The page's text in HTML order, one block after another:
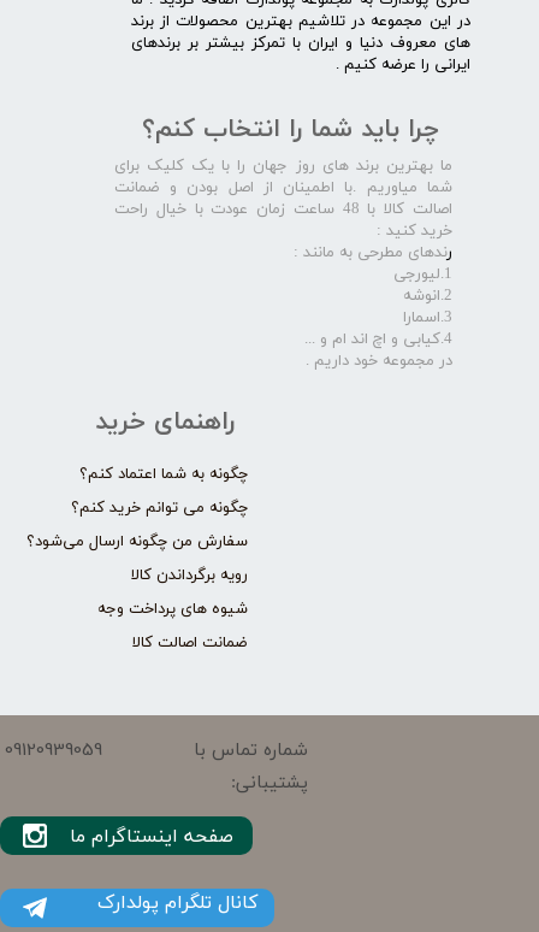
در این مجموعه در تلاشیم بهترین محصولات از برند
های معروف دنیا و ایران با تمرکز بیشتر بر برندهای
ایرانی را عرضه کنیم .​​​​​​​
راهنمای خرید
چگونه به شما اعتماد کنم؟
چگونه می توانم خرید کنم؟
سفارش من چگونه ارسال می‌شود؟
رویه برگرداندن کالا
شیوه های پرداخت وجه
ضمانت اصالت کالا
چرا باید شما را انتخاب کنم؟
ما بهترین برند های روز جهان را با یک کلیک برای
شما میاوریم .با اطمینان از اصل بودن و ضمانت
اصالت کالا با 48 ساعت زمان عودت با خیال راحت
خرید کنید :
رندهای مطرحی به مانند :
1.لیورجی
2.انوشه
3.اسمارا
4.کیابی و اچ اند ام و ...
در مجموعه خود داریم .​​​​​​​
شماره تماس با
پشتیبانی:
09120939059
کانال تلگرام پولدارک
صفحه اینستاگرام ما